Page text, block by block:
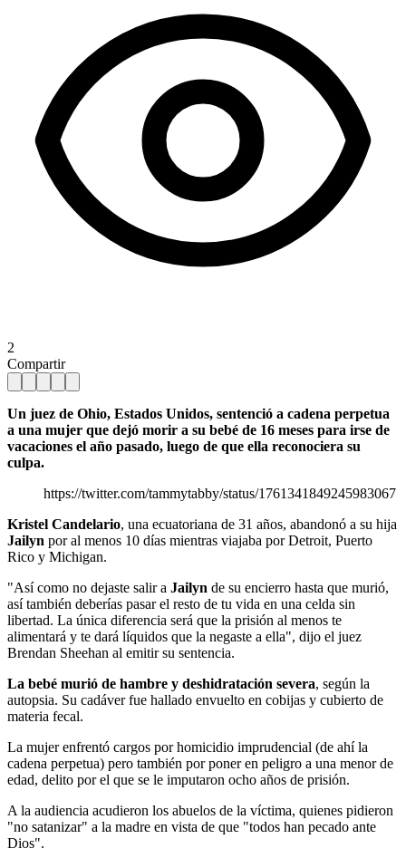
2
Compartir
Un juez de Ohio, Estados Unidos, sentenció a cadena perpetua
a una mujer que dejó morir a su bebé de 16 meses para irse de
vacaciones el año pasado, luego de que ella reconociera su
culpa.
https://twitter.com/tammytabby/status/1761341849245983067
Kristel Candelario, una ecuatoriana de 31 años, abandonó a su hija
Jailyn por al menos 10 días mientras viajaba por Detroit, Puerto
Rico y Michigan.
"Así como no dejaste salir a Jailyn de su encierro hasta que murió,
así también deberías pasar el resto de tu vida en una celda sin
libertad. La única diferencia será que la prisión al menos te
alimentará y te dará líquidos que la negaste a ella", dijo el juez
Brendan Sheehan al emitir su sentencia.
La bebé murió de hambre y deshidratación severa, según la
autopsia. Su cadáver fue hallado envuelto en cobijas y cubierto de
materia fecal.
La mujer enfrentó cargos por homicidio imprudencial (de ahí la
cadena perpetua) pero también por poner en peligro a una menor de
edad, delito por el que se le imputaron ocho años de prisión.
A la audiencia acudieron los abuelos de la víctima, quienes pidieron
"no satanizar" a la madre en vista de que "todos han pecado ante
Dios".